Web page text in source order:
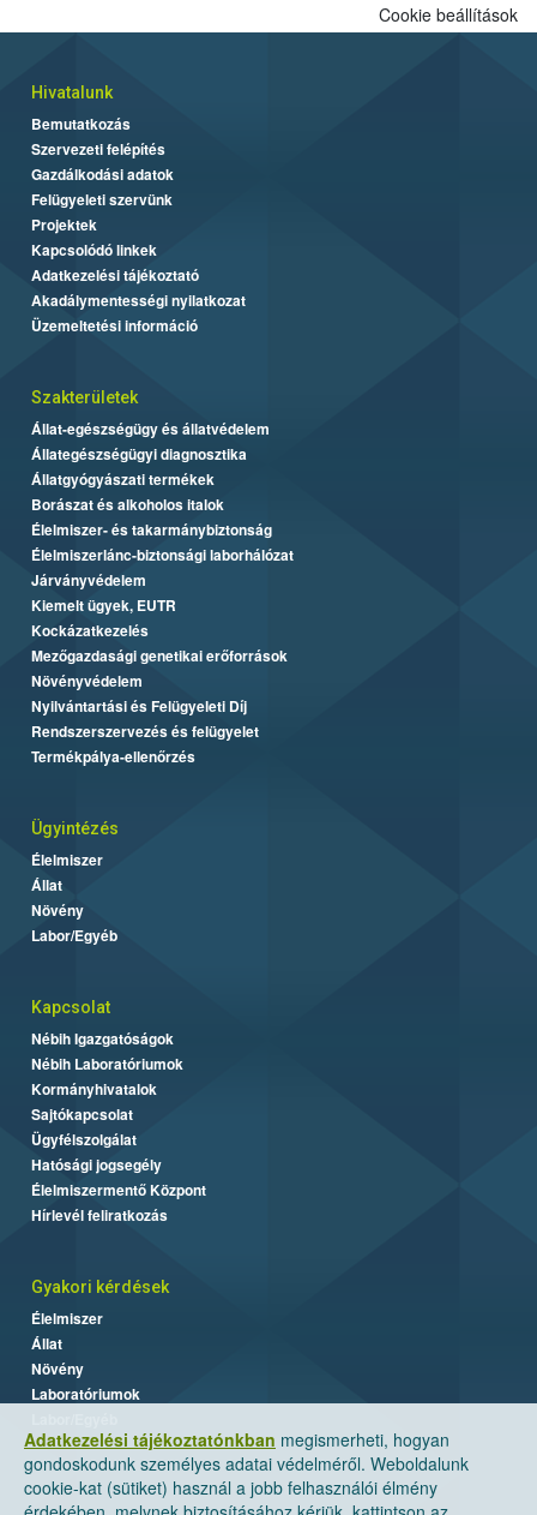
Adatkezelési tájékoztatónkban megismerheti, hogyan
gondoskodunk személyes adatai védelméről. Weboldalunk
cookie-kat (sütiket) használ a jobb felhasználói élmény
Cookie beállítások
Hivatalunk
Bemutatkozás
Szervezeti felépítés
Gazdálkodási adatok
Felügyeleti szervünk
Projektek
Kapcsolódó linkek
Adatkezelési tájékoztató
Akadálymentességi nyilatkozat
Üzemeltetési információ
Szakterületek
Állat-egészségügy és állatvédelem
Állategészségügyi diagnosztika
Állatgyógyászati termékek
Borászat és alkoholos italok
Élelmiszer- és takarmánybiztonság
Élelmiszerlánc-biztonsági laborhálózat
Járványvédelem
Kiemelt ügyek, EUTR
Kockázatkezelés
Mezőgazdasági genetikai erőforrások
Növényvédelem
Nyilvántartási és Felügyeleti Díj
Rendszerszervezés és felügyelet
Termékpálya-ellenőrzés
Ügyintézés
Élelmiszer
Állat
Növény
Labor/Egyéb
Kapcsolat
Nébih Igazgatóságok
Nébih Laboratóriumok
Kormányhivatalok
Sajtókapcsolat
Ügyfélszolgálat
Hatósági jogsegély
Élelmiszermentő Központ
Hírlevél feliratkozás
Gyakori kérdések
Élelmiszer
Állat
Növény
Laboratóriumok